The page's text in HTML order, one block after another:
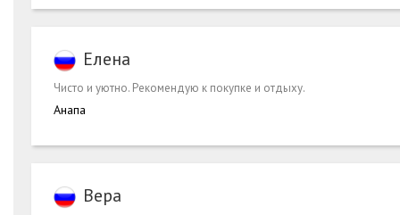
Елена
Чисто и уютно. Рекомендую к покупке и отдыху.
Анапа
Вера